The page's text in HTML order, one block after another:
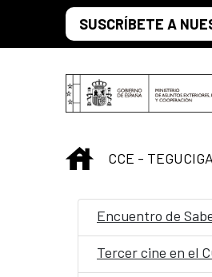
Saltar al contenido principal
SUSCRÍBETE A
INICIO
CCE -
Encuentro de
Tercer cine en el